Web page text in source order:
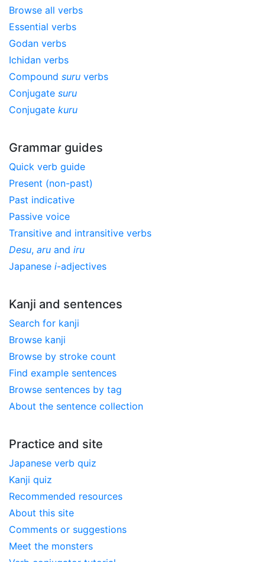
Browse all verbs
Essential verbs
Godan verbs
Ichidan verbs
Compound suru verbs
Conjugate suru
Conjugate kuru
Grammar guides
Quick verb guide
Present (non-past)
Past indicative
Passive voice
Transitive and intransitive verbs
Desu, aru and iru
Japanese i-adjectives
Kanji and sentences
Search for kanji
Browse kanji
Browse by stroke count
Find example sentences
Browse sentences by tag
About the sentence collection
Practice and site
Japanese verb quiz
Kanji quiz
Recommended resources
About this site
Comments or suggestions
Meet the monsters